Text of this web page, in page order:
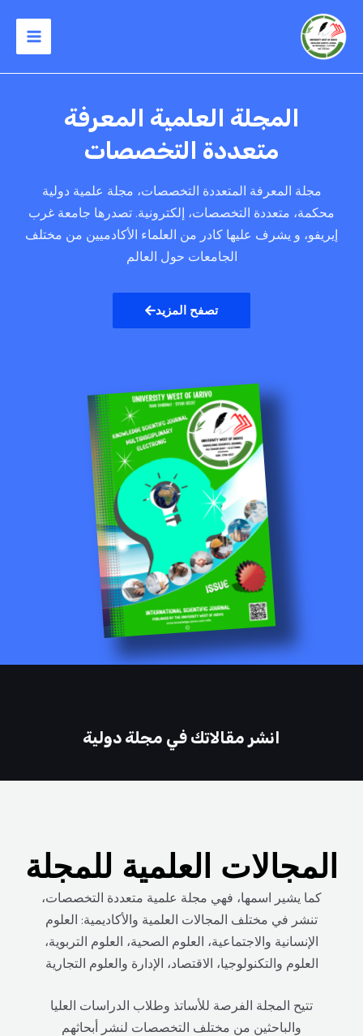
إلى
المحتوى
المجلة العلمية المعرفة
متعددة التخصصات
مجلة المعرفة المتعددة التخصصات، مجلة علمية دولية
محكمة، متعددة التخصصات، إلكترونية. تصدرها جامعة غرب
إيريفو، و يشرف عليها كادر من العلماء الأكادميين من مختلف
الجامعات حول العالم
تصفح المزيد
انشر مقالاتك في مجلة دولية
المجالات العلمية للمجلة
كما يشير اسمها، فهي مجلة علمية متعددة التخصصات،
تنشر في مختلف المجالات العلمية والأكاديمية: العلوم
الإنسانية والاجتماعية، العلوم الصحية، العلوم التربوية،
العلوم والتكنولوجيا، الاقتصاد، الإدارة والعلوم التجارية
تتيح المجلة الفرصة للأساتذ وطلاب الدراسات العليا
والباحثين من مختلف التخصصات لنشر أبحاثهم